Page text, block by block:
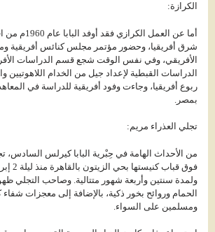
الكرازة:
أما عن العمل
شرق أفريقيا، وحضور مؤتمر مجلس كنائس أفريقية
الأفريقي، وفي نفس الوقت شجع قسم الدراسات
الدراسات القبطية لإعداد جيل من الخدام اللاهوتيين
ربوع أفريقيا، وجاءت وفود أفريقية للدراسة في المعاهد
بمصر.
تجلي العذراء مريم:
من الأحداث الهامة في حِبْرية البابا كيرلس السادس،
ولمدة سنتين وأربعة شهور متتالية. وصاحب التجلي
الحمام وروائح بخور ذكية، بالإضافة إلى معجزات شفاء
ومسلمين على السواء.